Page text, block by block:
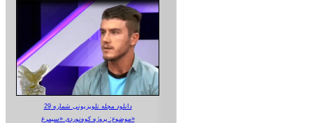
دانلود مجله تلویزیونی شماره 29
موضوع: پروژه کوه‌نوردی «سیمرغ»